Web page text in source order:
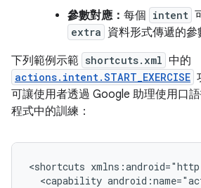
參數對應： 每個 intent
extra 資料形式傳遞的參
下列範例示範 shortcuts.xml 中的
actions.intent.START_EXERCISE
可讓使用者透過 Google 助理使用口
程式中的訓練：
<shortcuts
<capability